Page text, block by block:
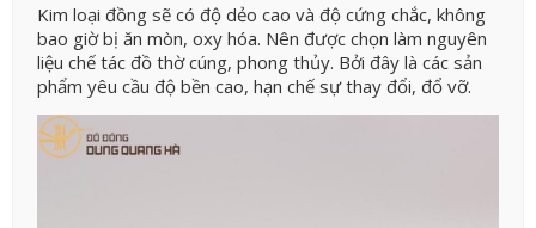
Kim loại đồng sẽ có độ dẻo cao và độ cứng chắc, không
bao giờ bị ăn mòn, oxy hóa. Nên được chọn làm nguyên
liệu chế tác đồ thờ cúng, phong thủy. Bởi đây là các sản
phẩm yêu cầu độ bền cao, hạn chế sự thay đổi, đổ vỡ.